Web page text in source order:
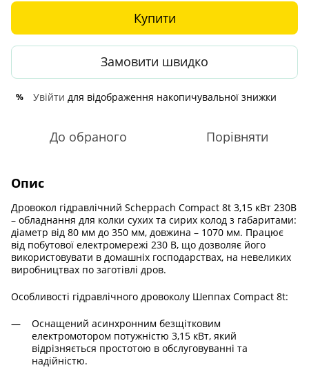
Купити
Замовити швидко
% Увійти для відображення накопичувальної знижки
До обраного Порівняти
Опис
Дровокол гідравлічний Scheppach Compact 8t 3,15 кВт 230В
– обладнання для колки сухих та сирих колод з габаритами:
діаметр від 80 мм до 350 мм, довжина – 1070 мм. Працює
від побутової електромережі 230 В, що дозволяє його
використовувати в домашніх господарствах, на невеликих
виробництвах по заготівлі дров.
Особливості гідравлічного дровоколу Шеппах Compact 8t:
Оснащений асинхронним безщітковим
електромотором потужністю 3,15 кВт, який
відрізняється простотою в обслуговуванні та
надійністю.